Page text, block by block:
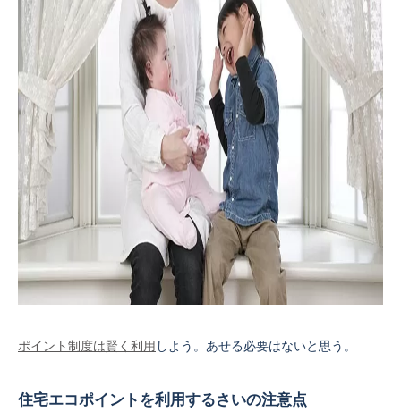
ポイント制度は賢く利用 しよう。あせる必要はないと思う。
住宅エコポイントを利用するさいの注意点